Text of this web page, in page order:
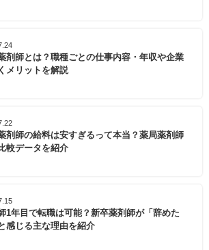
剤師とは？職種ごとの仕事内容・年収や企業
メリットを解説
剤師の給料は安すぎるって本当？薬局薬剤師
較データを紹介
1年目で転職は可能？新卒薬剤師が「辞めた
感じる主な理由を紹介